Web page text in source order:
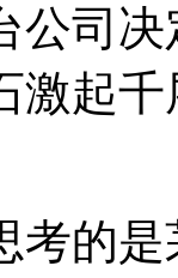
公司
激起
考的